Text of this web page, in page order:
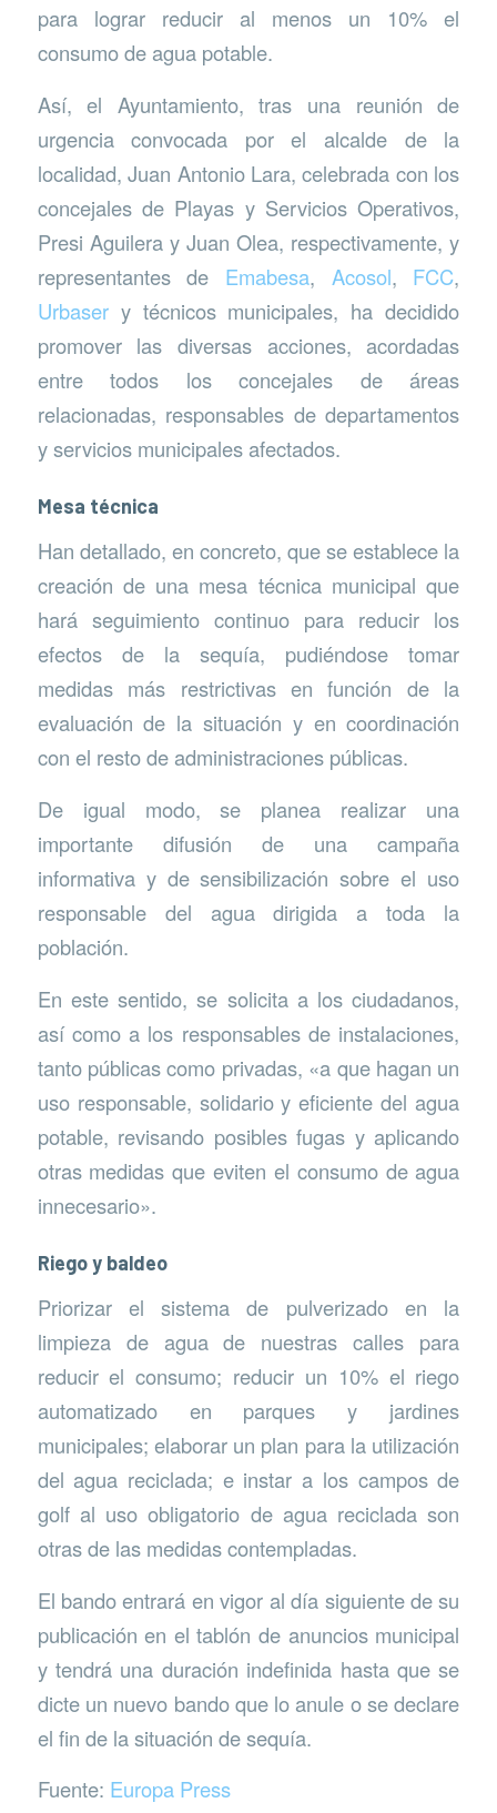
para lograr reducir al menos un 10% el
consumo de agua potable.
Así, el Ayuntamiento, tras una reunión de
urgencia convocada por el alcalde de la
localidad, Juan Antonio Lara, celebrada con los
concejales de Playas y Servicios Operativos,
Presi Aguilera y Juan Olea, respectivamente, y
representantes de Emabesa, Acosol, FCC,
Urbasery técnicos municipales, ha decidido
promover las diversas acciones, acordadas
entre todos los concejales de áreas
relacionadas, responsables de departamentos
y servicios municipales afectados.
Mesa técnica
Han detallado, en concreto, que se establece la
creación de una mesa técnica municipal que
hará seguimiento continuo para reducir los
efectos de la sequía, pudiéndose tomar
medidas más restrictivas en función de la
evaluación de la situación y en coordinación
con el resto de administraciones públicas.
De igual modo, se planea realizar una
importante difusión de una campaña
informativa y de sensibilización sobre el uso
responsable del agua dirigida a toda la
población.
En este sentido, se solicita a los ciudadanos,
así como a los responsables de instalaciones,
tanto públicas como privadas, «a que hagan un
uso responsable, solidario y eficiente del agua
potable, revisando posibles fugas y aplicando
otras medidas que eviten el consumo de agua
innecesario».
Riego y baldeo
Priorizar el sistema de pulverizado en la
limpieza de agua de nuestras calles para
reducir el consumo; reducir un 10% el riego
automatizado en parques y jardines
municipales; elaborar un plan para la utilización
del agua reciclada; e instar a los campos de
golf al uso obligatorio de agua reciclada son
otras de las medidas contempladas.
El bando entrará en vigor al día siguiente de su
publicación en el tablón de anuncios municipal
y tendrá una duración indefinida hasta que se
dicte un nuevo bando que lo anule o se declare
el fin de la situación de sequía.
Fuente: Europa Press